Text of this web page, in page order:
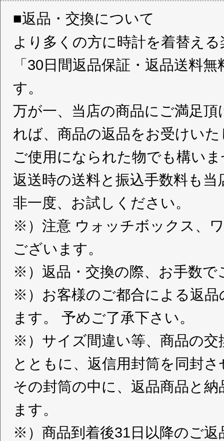
■返品・交換について
より多くの方に時計を着替え
「30日間返品保証・返品送料
す。
万が一、当店の商品にご満足
れば、商品の返品をお受けい
ご使用になられた物でも構い
返送時の送料と振込手数料も
非一度、お試しください。
※）注意 ウォッチボックス、
ございます。
※）返品・交換の際、お手数
※）お客様のご都合による返品
ます。 予めご了承下さい。
※）サイズ間違い等、商品の
とともに、返信用封筒を同封
その封筒の中に、返品商品と
ます。
※）商品到着後31日以降のご